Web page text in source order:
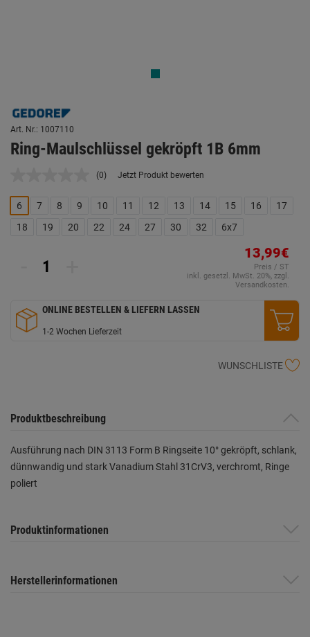
Art. Nr.: 1007110
Ring-Maulschlüssel gekröpft 1B 6mm
Kein
Link
auf
derselben
Seite.
(0) Jetzt Produkt bewerten
6 7 8 9 10 11 12 13 14 15 16
17
18
19 20 22 24 27 30 32 6x7
13,99€
Preis / ST
inkl. gesetzl. MwSt. 20%, zzgl.
Versandkosten.
ONLINE BESTELLEN & LIEFERN LASSEN
1-2 Wochen Lieferzeit
WUNSCHLISTE
Produktbeschreibung
Ausführung nach DIN 3113 Form B Ringseite 10° gekröpft, schlank,
dünnwandig und stark Vanadium Stahl 31CrV3, verchromt, Ringe
poliert
Produktinformationen
Herstellerinformationen